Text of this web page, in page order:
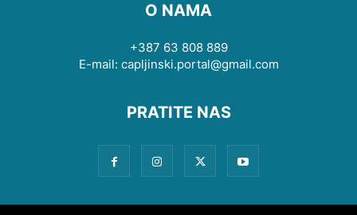
O NAMA
+387 63 808 889
E-mail: capljinski.portal@gmail.com
PRATITE NAS